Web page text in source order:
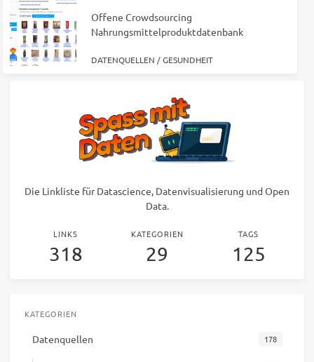
Offene Crowdsourcing
Nahrungsmittelproduktdatenbank
DATENQUELLEN /GESUNDHEIT
Die Linkliste für Datascience, Datenvisualisierung und Open
Data.
LINKS
318
KATEGORIEN
29
TAGS
125
KATEGORIEN
Datenquellen 178